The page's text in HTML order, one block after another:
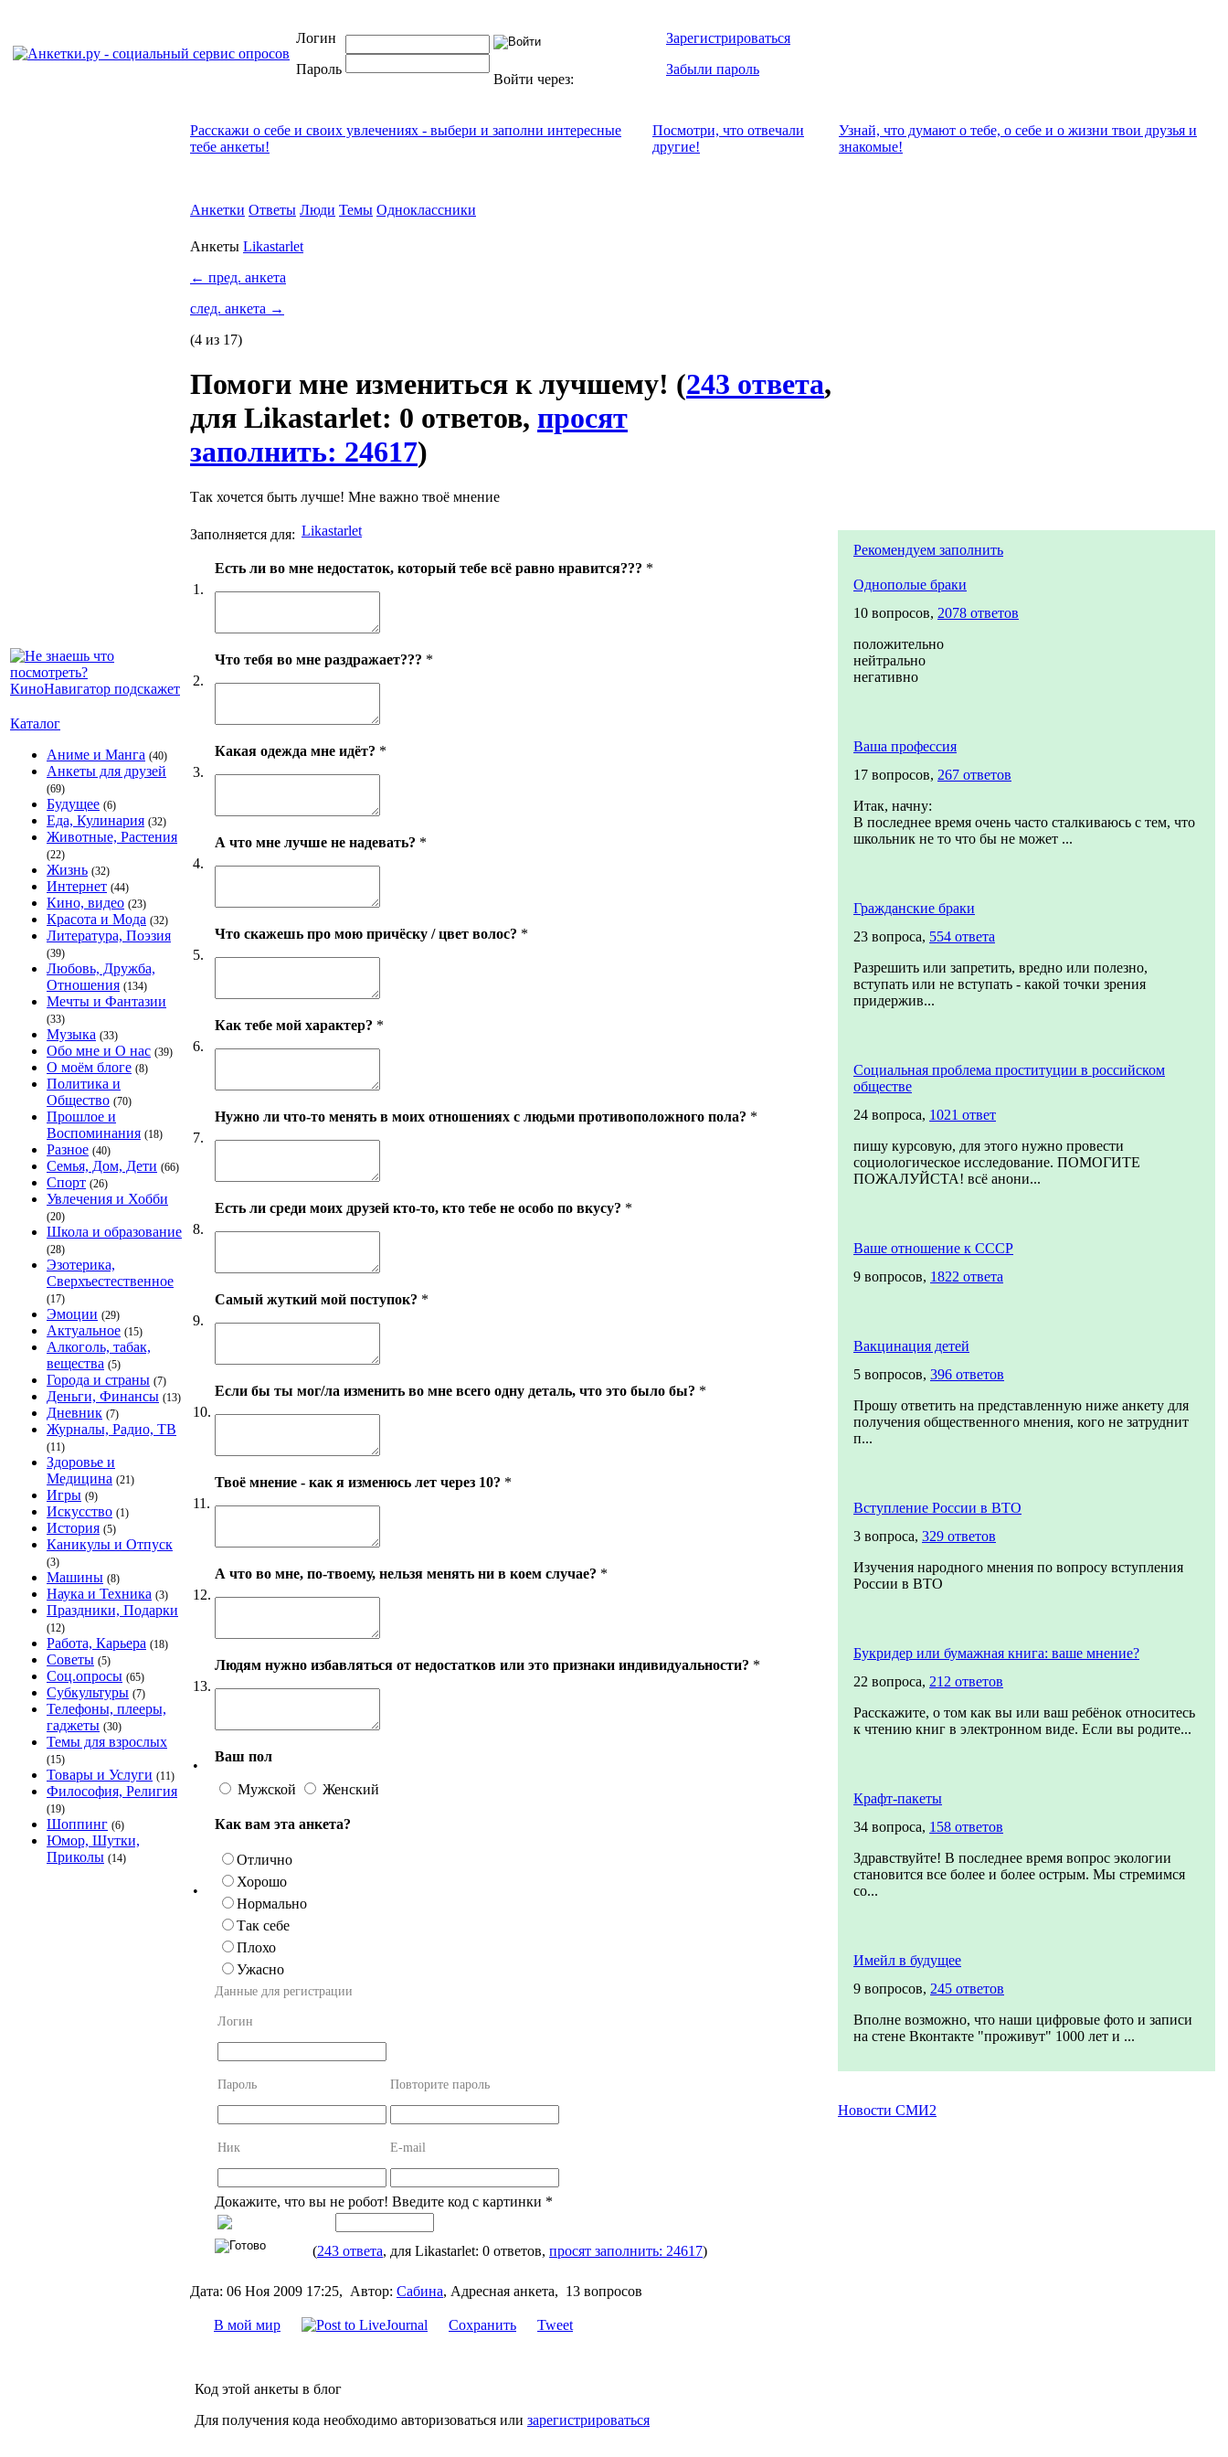
Логин
Пароль
Войти через:
Зарегистрироваться
Забыли пароль
Каталог
Аниме и Манга (40)
Анкеты для друзей
(69)
Будущее (6)
Еда, Кулинария (32)
Животные, Растения
(22)
Жизнь (32)
Интернет (44)
Кино, видео (23)
Красота и Мода (32)
Литература, Поэзия
(39)
Любовь, Дружба,
Отношения (134)
Мечты и Фантазии
(33)
Музыка (33)
Обо мне и О нас (39)
О моём блоге (8)
Политика и
Общество (70)
Прошлое и
Воспоминания (18)
Разное (40)
Семья, Дом, Дети (66)
Спорт (26)
Увлечения и Хобби
(20)
Школа и образование
(28)
Эзотерика,
Сверхъестественное
(17)
Эмоции (29)
Актуальное (15)
Алкоголь, табак,
вещества (5)
Города и страны (7)
Деньги, Финансы (13)
Дневник (7)
Журналы, Радио, ТВ
(11)
Здоровье и
Медицина (21)
Игры (9)
Искусство (1)
История (5)
Каникулы и Отпуск
(3)
Машины (8)
Наука и Техника (3)
Праздники, Подарки
(12)
Работа, Карьера (18)
Советы (5)
Соц.опросы (65)
Субкультуры (7)
Телефоны, плееры,
гаджеты (30)
Темы для взрослых
(15)
Товары и Услуги (11)
Философия, Религия
(19)
Шоппинг (6)
Юмор, Шутки,
Приколы (14)
Расскажи о себе и своих увлечениях - выбери и заполни интересные
тебе анкеты!
Посмотри, что отвeчали
другие!
Узнай, что думают о тебе, о себе и о жизни твои друзья и
знакомые!
Анкетки Ответы Люди Темы Одноклассники
Анкеты Likastarlet
← пред. анкета
след. анкета →
(4 из 17)
Помоги мне измениться к лучшему! (243 ответа,
для Likastarlet: 0 ответов, просят
заполнить: 24617)
Так хочется быть лучше! Мне важно твоё мнение
Заполняется для: Likastarlet
1.
Есть ли во мне недостаток, который тебе всё равно нравится??? *
2.
Что тебя во мне раздражает??? *
3.
Какая одежда мне идёт? *
4.
А что мне лучше не надевать? *
5.
Что скажешь про мою причёску / цвет волос? *
6.
Как тебе мой характер? *
7.
Нужно ли что-то менять в моих отношениях с людьми противоположного пола? *
8.
Есть ли среди моих друзей кто-то, кто тебе не особо по вкусу? *
9.
Самый жуткий мой поступок? *
10.
Если бы ты мог/ла изменить во мне всего одну деталь, что это было бы? *
11.
Твоё мнение - как я изменюсь лет через 10? *
12.
А что во мне, по-твоему, нельзя менять ни в коем случае? *
13.
Людям нужно избавляться от недостатков или это признаки индивидуальности? *
•
Ваш пол
Мужской Женский
•
Как вам эта анкета?
Отлично
Хорошо
Нормально
Так себе
Плохо
Ужасно
Данные для регистрации
Логин
Пароль Повторите пароль
Ник E-mail
Докажите, что вы не робот! Введите код с картинки *
(243 ответа, для Likastarlet: 0 ответов, просят заполнить: 24617)
Дата: 06 Ноя 2009 17:25, Автор: Сабина, Адресная анкета, 13 вопросов
В мой мир Сохранить Tweet
Код этой анкеты в блог
Для получения кода необходимо авторизоваться или зарегистрироваться
Рекомендуем заполнить
Однополые браки
10 вопросов, 2078 ответов
положительно
нейтрально
негативно
Ваша профессия
17 вопросов, 267 ответов
Итак, начну:
В последнее время очень часто сталкиваюсь с тем, что
школьник не то что бы не может ...
Гражданские браки
23 вопроса, 554 ответа
Разрешить или запретить, вредно или полезно,
вступать или не вступать - какой точки зрения
придержив...
Социальная проблема проституции в российском
обществе
24 вопроса, 1021 ответ
пишу курсовую, для этого нужно провести
социологическое исследование. ПОМОГИТЕ
ПОЖАЛУЙСТА! всё анони...
Ваше отношение к СССР
9 вопросов, 1822 ответа
Вакцинация детей
5 вопросов, 396 ответов
Прошу ответить на представленную ниже анкету для
получения общественного мнения, кого не затруднит
п...
Вступление России в ВТО
3 вопроса, 329 ответов
Изучения народного мнения по вопросу вступления
России в ВТО
Букридер или бумажная книга: ваше мнение?
22 вопроса, 212 ответов
Расскажите, о том как вы или ваш ребёнок относитесь
к чтению книг в электронном виде. Если вы родите...
Крафт-пакеты
34 вопроса, 158 ответов
Здравствуйте! В последнее время вопрос экологии
становится все более и более острым. Мы стремимся
со...
Имейл в будущее
9 вопросов, 245 ответов
Вполне возможно, что наши цифровые фото и записи
на стене Вконтакте "проживут" 1000 лет и ...
Новости СМИ2